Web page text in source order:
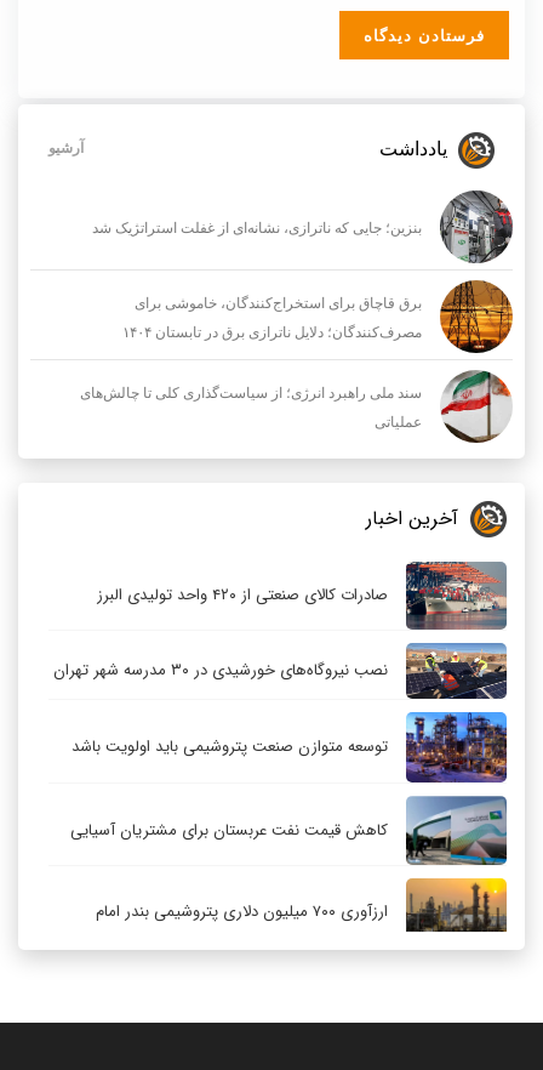
یادداشت آرشیو
بنزین؛ جایی که ناترازی، نشانه‌ای از غفلت استراتژیک شد
برق قاچاق برای استخراج‌کنندگان، خاموشی برای
مصرف‌کنندگان؛ دلایل ناترازی برق در تابستان ۱۴۰۴
سند ملی راهبرد انرژی؛ از سیاست‌گذاری کلی تا چالش‌های
عملیاتی
آخرین اخبار
صادرات کالای صنعتی از ۴۲۰ واحد تولیدی البرز
نصب نیروگاه‌های خورشیدی در ۳۰ مدرسه شهر تهران
توسعه متوازن صنعت پتروشیمی باید اولویت باشد
کاهش قیمت نفت عربستان برای مشتریان آسیایی
ارزآوری ۷۰۰ میلیون دلاری پتروشیمی بندر امام